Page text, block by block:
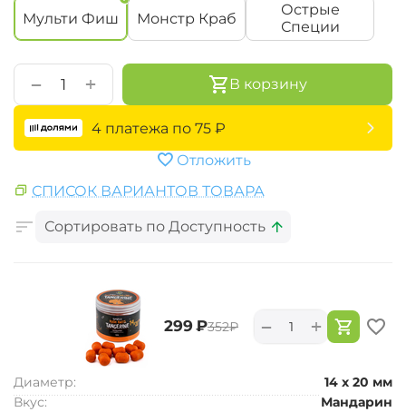
Мульти Фиш Монстр Краб
Острые
Специи
+
− В корзину
4 платежа по 75 ₽
Отложить
СПИСОК ВАРИАНТОВ ТОВАРА
Сортировать по Доступность
‍299‍ ₽‍352‍₽ +
−
Диаметр:
14 х 20 мм
Вкус:
Мандарин